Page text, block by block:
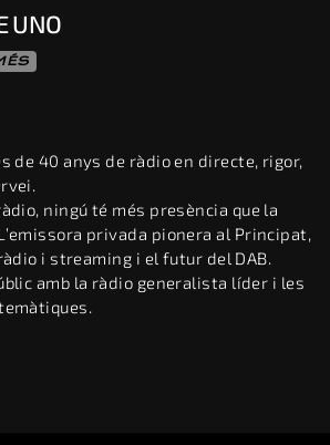
UNO
de 40 anys de ràdio en directe, rigor,
ningú té més presència que la
privada pionera al Principat,
i streaming i el futur del DAB.
amb la ràdio generalista líder i les